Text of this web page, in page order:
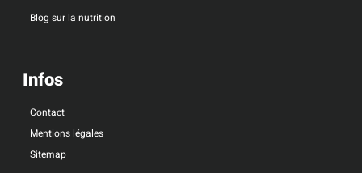
Blog sur la nutrition
Infos
Contact
Mentions légales
Sitemap